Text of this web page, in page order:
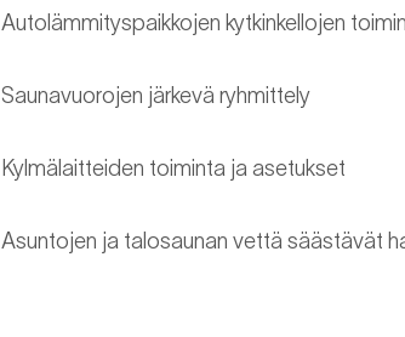
Autolämmityspaikkojen kytkinkellojen
Saunavuorojen järkevä ryhmittely
Kylmälaitteiden toiminta ja asetukset
Asuntojen ja talosaunan vettä säästävät